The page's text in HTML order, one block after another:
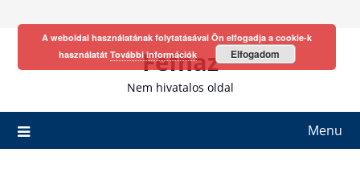
Fefhaz
Nem hivatalos oldal
Menu
A weboldal használatának folytatásával Ön elfogadja a cookie-k
használatát További információk Elfogadom